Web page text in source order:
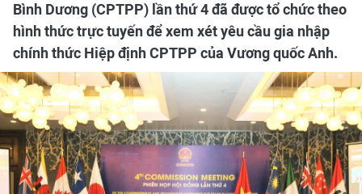
Bình Dương (CPTPP) lần thứ 4 đã được tổ chức theo
hình thức trực tuyến để xem xét yêu cầu gia nhập
chính thức Hiệp định CPTPP của Vương quốc Anh.